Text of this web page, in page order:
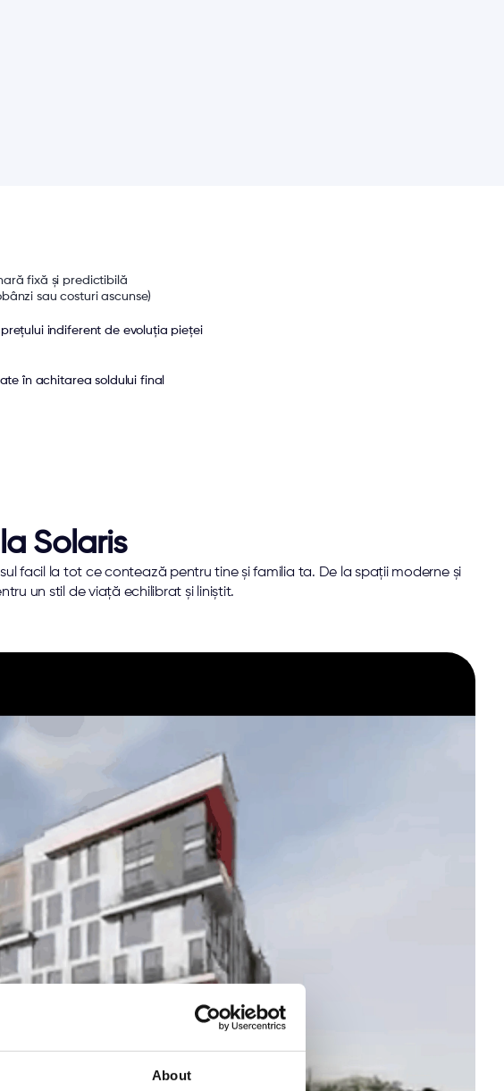
About
fixă și predictibilă
sau costuri ascunse)
prețului indiferent de evoluția pieței
în achitarea soldului final
Solaris
facil la tot ce contează pentru tine și familia ta. De la spații moderne și
un stil de viață echilibrat și liniștit.